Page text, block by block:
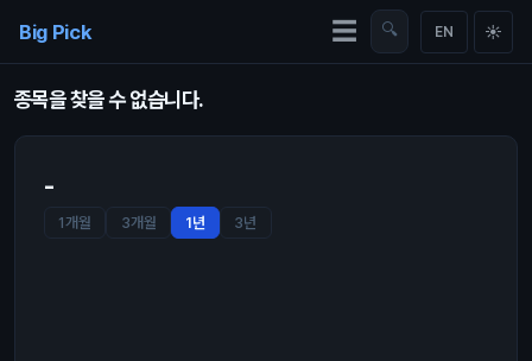
Big Pick ☰ 🔍 EN ☀
종목을 찾을 수 없습니다.
-
1개월 3개월 1년 3년